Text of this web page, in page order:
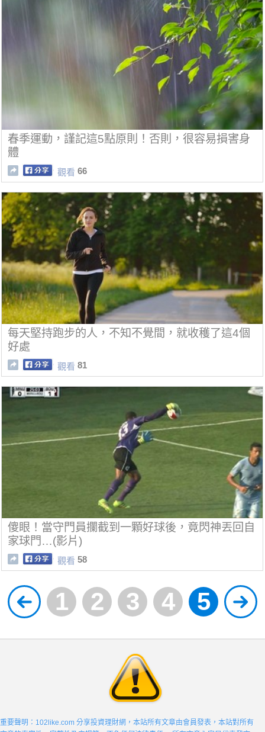
春季運動，謹記這5點原則！否則，很容易損害身
體
觀看 66
每天堅持跑步的人，不知不覺間，就收穫了這4個
好處
觀看 81
傻眼！當守門員攔截到一顆好球後，竟閃神丟回自
家球門…(影片)
觀看 58
1 2 3 4 5
重要聲明：102like.com 分享投資理財網，本站所有文章由會員發表，本站對所有